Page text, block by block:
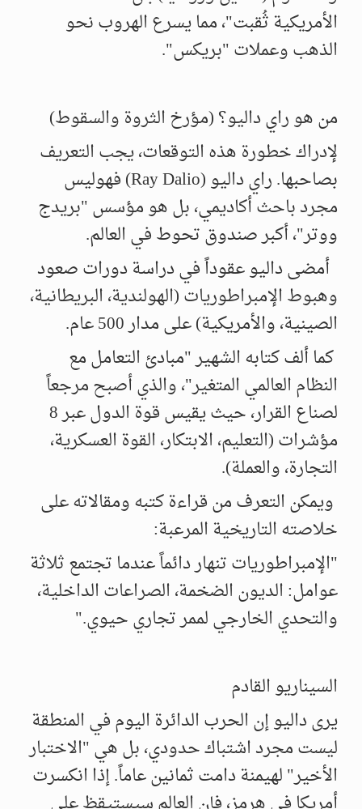
الأمريكية ثُقبت"، مما يسرع الهروب نحو
الذهب وعملات "بريكس".
من هو راي داليو؟ (مؤرخ الثروة والسقوط)
لإدراك خطورة هذه التوقعات، يجب التعريف
بصاحبها. راي داليو (Ray Dalio) فهوليس
مجرد باحث أكاديمي، بل هو مؤسس "بريدج
ووتر"، أكبر صندوق تحوط في العالم.
أمضى داليو عقوداً في دراسة دورات صعود
وهبوط الإمبراطوريات (الهولندية، البريطانية،
الصينية، والأمريكية) على مدار 500 عام.
كما ألف كتابه الشهير "مبادئ التعامل مع
النظام العالمي المتغير"، والذي أصبح مرجعاً
لصناع القرار، حيث يقيس قوة الدول عبر 8
مؤشرات (التعليم، الابتكار، القوة العسكرية،
التجارة، والعملة).
ويمكن التعرف من قراءة كتبه ومقالاته على
خلاصته التاريخية المرعبة:
"الإمبراطوريات تنهار دائماً عندما تجتمع ثلاثة
عوامل: الديون الضخمة، الصراعات الداخلية،
والتحدي الخارجي لممر تجاري حيوي."
السيناريو القادم
يرى داليو إن الحرب الدائرة اليوم في المنطقة
ليست مجرد اشتباك حدودي، بل هي "الاختبار
الأخير" لهيمنة دامت ثمانين عاماً. إذا انكسرت